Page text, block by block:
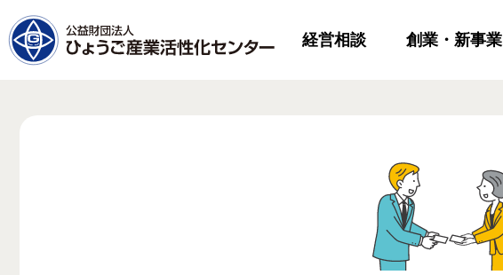
経営相談 創業・新事業